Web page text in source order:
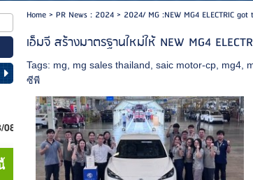
Home> PR News : 2024> 2024/ MG :NEW MG4 ELECTRIC
เอ็มจี สร้างมาตรฐานใหม่ให้ NEW MG4
Tags: mg mg sales thailand ,saic motor-cp mg4
ซีพี